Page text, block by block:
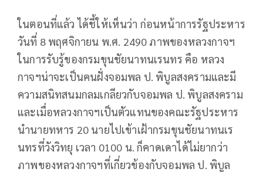
ในตอนที่แล้ว ได้ชี้ให้เห็นว่า ก่อนหน้าการรัฐประหาร
วันที่ 8 พฤศจิกายน พ.ศ. 2490 ภาพของหลวงกาจฯ
ในการรับรู้ของกรมขุนชัยนาทนเรนทร คือ หลวง
กาจฯน่าจะเป็นคนฝั่งจอมพล ป. พิบูลสงครามและมี
ความสนิทสนมกลมเกลียวกับจอมพล ป. พิบูลสงคราม
และเมื่อหลวงกาจฯเป็นตัวแทนของคณะรัฐประหาร
นำนายทหาร 20 นายไปเข้าเฝ้ากรมขุนชัยนาทนเร
นทรที่วังวิทยุ เวลา 0100 น. ก็คาดเดาได้ไม่ยากว่า
ภาพของหลวงกาจฯที่เกี่ยวข้องกับจอมพล ป. พิบูล